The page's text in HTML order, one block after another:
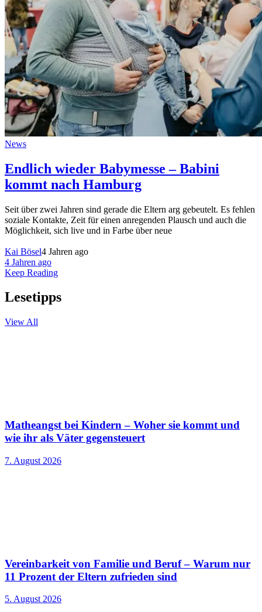
News
Endlich wieder Babymesse – Babini
kommt nach Hamburg
Seit über zwei Jahren sind gerade die Eltern arg gebeutelt. Es fehlen
soziale Kontakte, Zeit für einen anregenden Plausch und auch die
Möglichkeit, sich live und in Farbe über neue
Kai Bösel4 Jahren ago
4 Jahren ago
Keep Reading
Lesetipps
View All
Matheangst bei Kindern – Woher sie kommt und
wie ihr als Väter gegensteuert
7. August 2026
Vereinbarkeit von Familie und Beruf – Warum nur
11 Prozent der Eltern zufrieden sind
5. August 2026